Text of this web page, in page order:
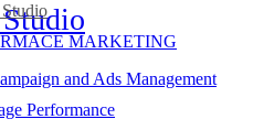
MARKETING
and Ads Management
Performance